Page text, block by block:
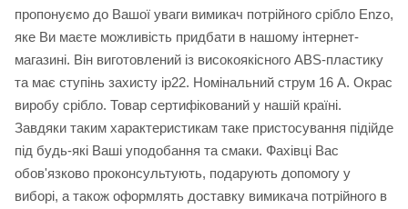
пропонуємо до Вашої уваги вимикач потрійного срібло Enzo,
яке Ви маєте можливість придбати в нашому інтернет-
магазині. Він виготовлений із високоякісного ABS-пластику
та має ступінь захисту ip22. Номінальний струм 16 А. Окрас
виробу срібло. Товар сертифікований у нашій країні.
Завдяки таким характеристикам таке пристосування підійде
під будь-які Ваші уподобання та смаки. Фахівці Вас
обов'язково проконсультують, подарують допомогу у
виборі, а також оформлять доставку вимикача потрійного в